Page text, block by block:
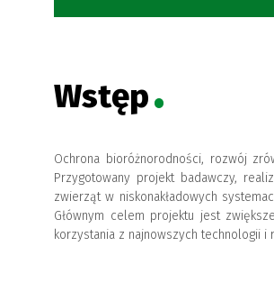
Wstęp
Ochrona bioróżnorodności, rozwój
Przygotowany projekt badawczy,
zwierząt w niskonakładowych
Głównym celem projektu jest
korzystania z najnowszych technologii